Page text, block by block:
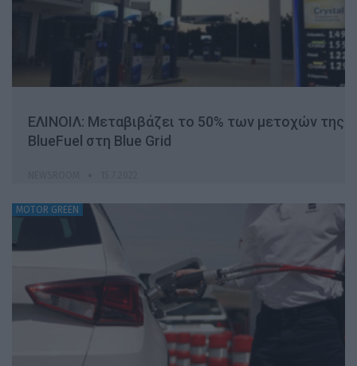
ΕΛΙΝΟΙΛ: Μεταβιβάζει το 50% των μετοχών της
BlueFuel στη Blue Grid
MOTOR GREEN